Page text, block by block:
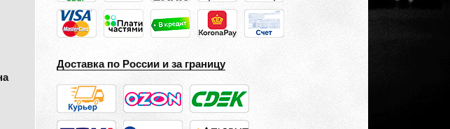
Доставка по России и за границу